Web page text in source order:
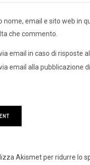
nome, email e sito web in
che commento.
email in caso di risposte
email alla pubblicazione
Akismet per ridurre lo